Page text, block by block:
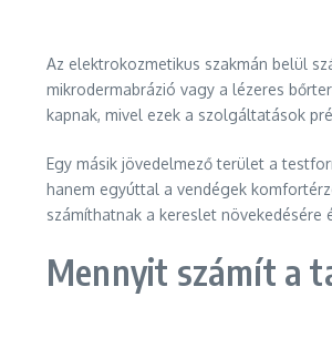
Az elektrokozmetikus szakmán belül
mikrodermabrázió vagy a lézeres
kapnak, mivel ezek a szolgáltatások
Egy másik jövedelmező terület a
hanem egyúttal a vendégek
számíthatnak a kereslet növekedésére
Mennyit számít a